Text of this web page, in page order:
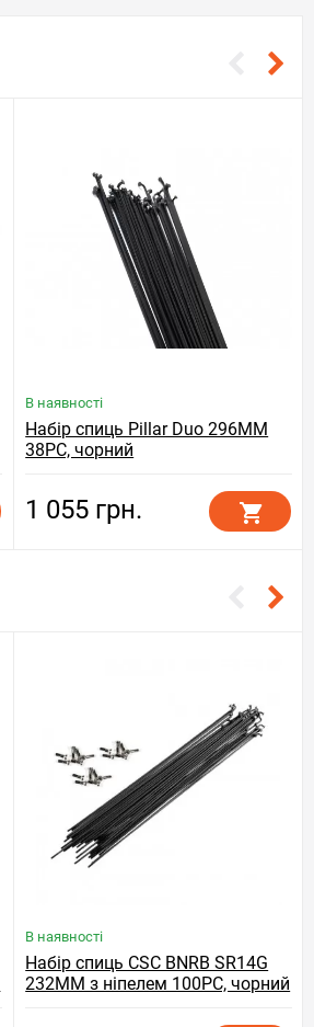
В наявності
Набір спиць Pillar Duo 296MM
38PC, чорний
1 055 грн.
В наявності
Набір спиць CSC BNRB SR14G
232MM з ніпелем 100PC, чорний